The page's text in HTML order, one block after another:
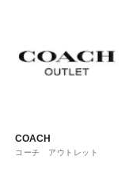
COACH
コーチ アウトレット